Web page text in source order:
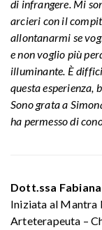
di infrangere. Mi
arcieri con il
allontanarmi se
e non voglio più
illuminante. È
questa esperienza,
Sono grata a
ha permesso di
Dott.ssa
Iniziata al Mantra
Arteterapeuta –